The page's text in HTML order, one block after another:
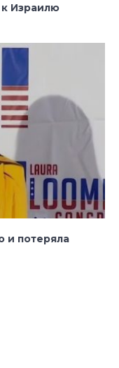
Израилю
и потеряла